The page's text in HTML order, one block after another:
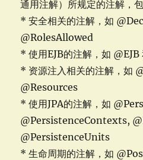
通用注解）所规定的注解，包
* 安全相关的注解，如
@RolesAllowed
* 使用EJB的注解，如 @EJB
* 资源注入相关的注解，如
@Resources
* 使用JPA的注解，如
@PersistenceContexts,
@PersistenceUnits
* 生命周期的注解，如